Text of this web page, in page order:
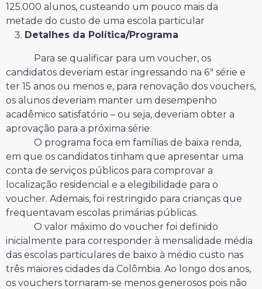
125.000 alunos, custeando um pouco mais da
metade do custo de uma escola particular
Detalhes da Política/Programa
Para se qualificar para um voucher, os
candidatos deveriam estar ingressando na 6ª série e
ter 15 anos ou menos e, para renovação dos vouchers,
os alunos deveriam manter um desempenho
acadêmico satisfatório – ou seja, deveriam obter a
aprovação para a próxima série.
O programa foca em famílias de baixa renda,
em que os candidatos tinham que apresentar uma
conta de serviços públicos para comprovar a
localização residencial e a elegibilidade para o
voucher. Ademais, foi restringido para crianças que
frequentavam escolas primárias públicas.
O valor máximo do voucher foi definido
inicialmente para corresponder à mensalidade média
das escolas particulares de baixo à médio custo nas
três maiores cidades da Colômbia. Ao longo dos anos,
os vouchers tornaram-se menos generosos pois não